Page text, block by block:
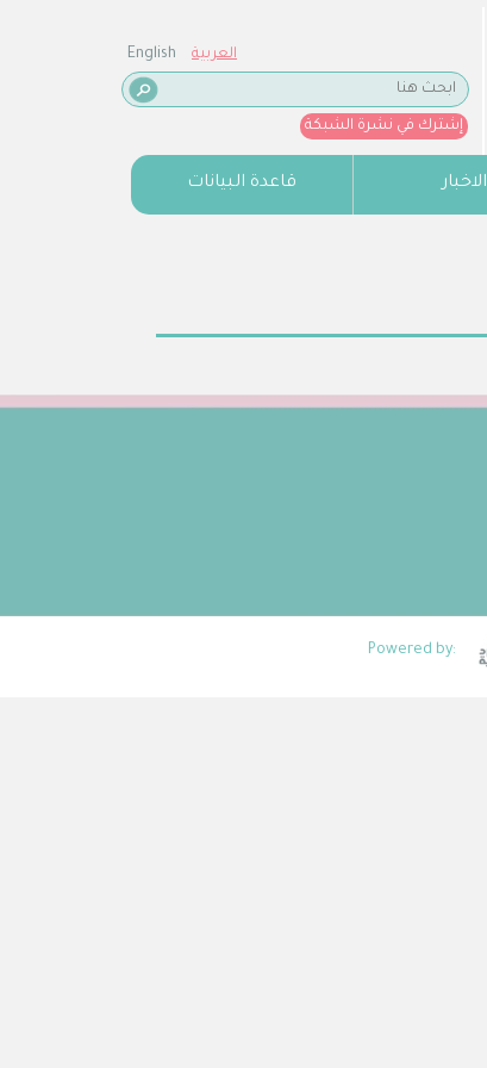
English العربية
إشترك في نشرة الشبكة
قاعدة البيانات الاخبار
Powered by: